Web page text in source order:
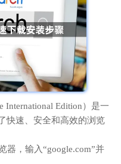
International Edition）是一
快速、安全和高效的浏览
器，输入“google.com”并